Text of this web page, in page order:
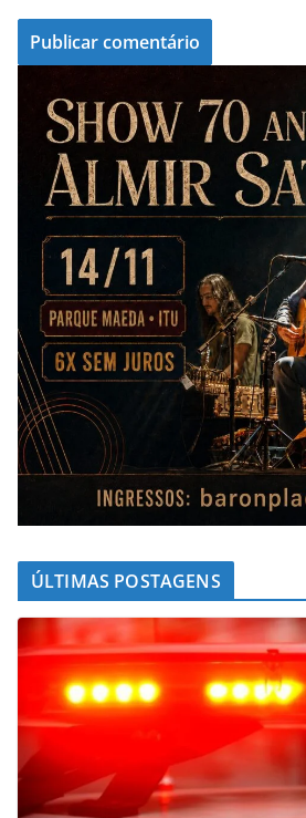
ÚLTIMAS POSTAGENS